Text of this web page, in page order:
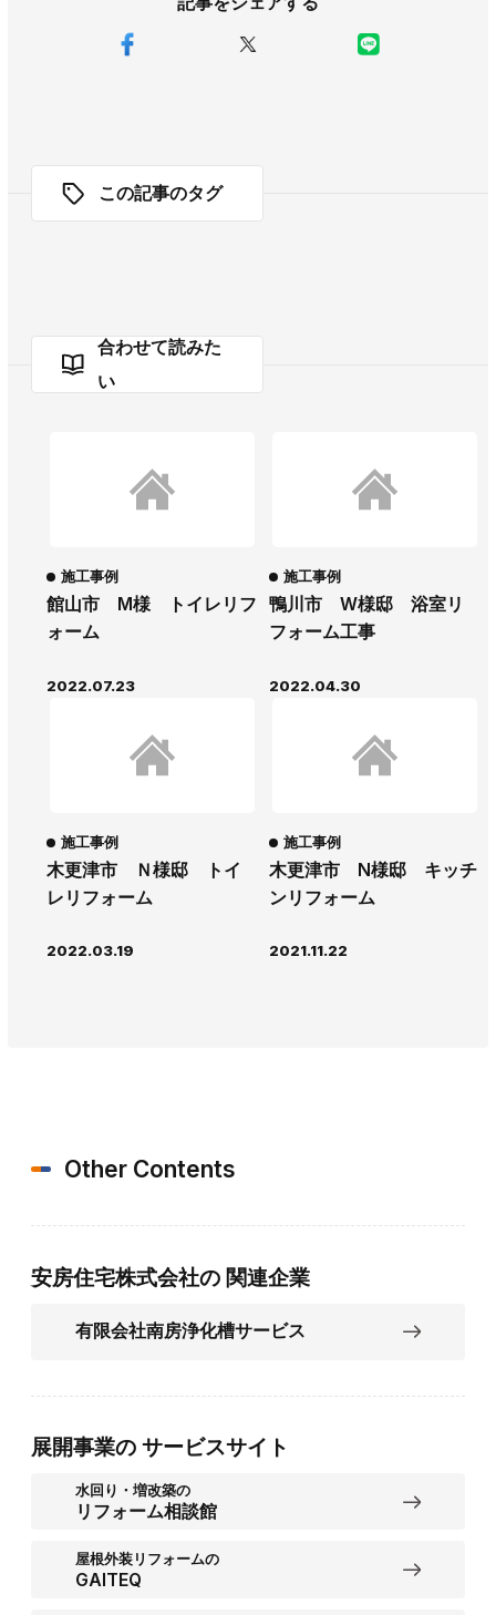
この記事のタグ
合わせて読みた
い
館山市 M様 トイレリフ
ォーム
施工事例
2022.07.23
鴨川市 W様邸 浴室リ
フォーム工事
施工事例
2022.04.30
木更津市 Ｎ様邸 トイ
レリフォーム
施工事例
2022.03.19
木更津市 N様邸 キッチ
ンリフォーム
施工事例
2021.11.22
Other Contents
安房住宅株式会社の 関連企業
有限会社南房浄化槽サービス
展開事業の サービスサイト
水回り・増改築の
リフォーム相談館
屋根外装リフォームの
GAITEQ